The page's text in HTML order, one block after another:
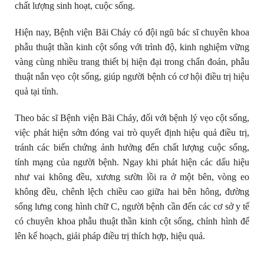
chất lượng sinh hoạt, cuộc sống.
Hiện nay, Bệnh viện Bãi Cháy có đội ngũ bác sĩ chuyên khoa
phẫu thuật thần kinh cột sống với trình độ, kinh nghiệm vững
vàng cùng nhiều trang thiết bị hiện đại trong chẩn đoán, phẫu
thuật nắn vẹo cột sống, giúp người bệnh có cơ hội điều trị hiệu
quả tại tỉnh.
Theo bác sĩ Bệnh viện Bãi Cháy, đối với bệnh lý vẹo cột sống,
việc phát hiện sớm đóng vai trò quyết định hiệu quả điều trị,
tránh các biến chứng ảnh hưởng đến chất lượng cuộc sống,
tính mạng của người bệnh. Ngay khi phát hiện các dấu hiệu
như vai không đều, xương sườn lồi ra ở một bên, vòng eo
không đều, chênh lệch chiều cao giữa hai bên hông, đường
sống lưng cong hình chữ C, người bệnh cần đến các cơ sở y tế
có chuyên khoa phẫu thuật thần kinh cột sống, chỉnh hình để
lên kế hoạch, giải pháp điều trị thích hợp, hiệu quả.